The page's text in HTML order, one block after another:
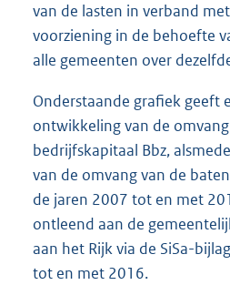
van de lasten in verband
voorziening in de behoefte
alle gemeenten over
Onderstaande grafiek geeft
ontwikkeling van de
bedrijfskapitaal Bbz,
van de omvang van de
de jaren 2007 tot en met
ontleend aan de
aan het Rijk via de SiSa-
tot en met 2016.